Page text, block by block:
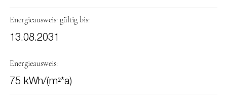
Energieausweis: gültig bis:
13.08.2031
Energieausweis:
75 kWh/(m²*a)